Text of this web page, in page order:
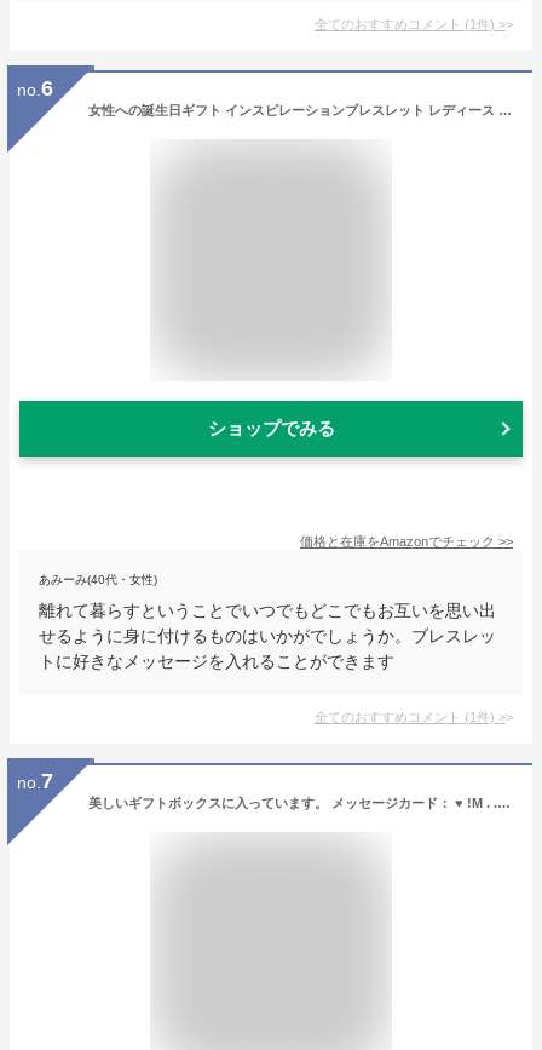
全てのおすすめコメント (1件) >
no. 6
女性への誕生日ギフト インスピレーションブレスレット レディース Mucers ローズゴールド 刻印カフブレスレット インスピレーションメッセージ付き 調節可能なリストバンド 女の子/お母様/ガールフレンド/奥様へのジュエリーギフトアイデア, adjustable, 金属,
ショップでみる
価格と在庫をAmazonでチェック >>
あみーみ(40代・女性)
離れて暮らすということでいつでもどこでもお互いを思い出
せるように身に付けるものはいかがでしょうか。ブレスレッ
トに好きなメッセージを入れることができます
全てのおすすめコメント (1件) >
no. 7
美しいギフトボックスに入っています。 メッセージカード： ♥ !M . ... , m m, .（あなたのことを思い出させるためにネックレスを身につけることができます）.あなたのハートは愛に満ち溢れています。